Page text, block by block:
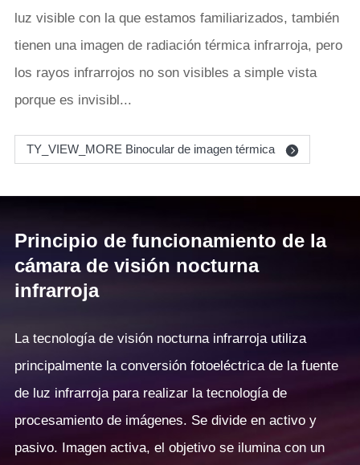
luz visible con la que estamos familiarizados, también
tienen una imagen de radiación térmica infrarroja, pero
los rayos infrarrojos no son visibles a simple vista
porque es invisibl...
TY_VIEW_MORE Binocular de imagen térmica
Principio de funcionamiento de la
cámara de visión nocturna
infrarroja
La tecnología de visión nocturna infrarroja utiliza
principalmente la conversión fotoeléctrica de la fuente
de luz infrarroja para realizar la tecnología de
procesamiento de imágenes. Se divide en activo y
pasivo. Imagen activa, el objetivo se ilumina con un